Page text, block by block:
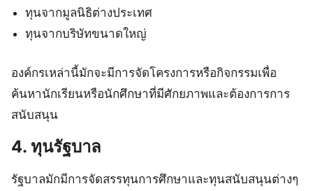
ทุนจากมูลนิธิต่างประเทศ
ทุนจากบริษัทขนาดใหญ่
องค์กรเหล่านี้มักจะมีการจัดโครงการหรือกิจกรรมเพื่อ
ค้นหานักเรียนหรือนักศึกษาที่มีศักยภาพและต้องการการ
สนับสนุน
4. ทุนรัฐบาล
รัฐบาลมักมีการจัดสรรทุนการศึกษาและทุนสนับสนุนต่างๆ